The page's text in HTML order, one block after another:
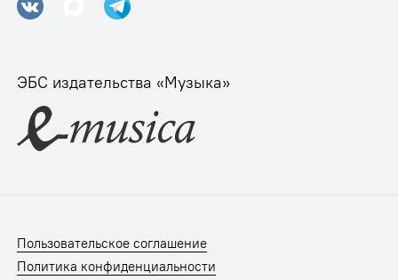
ЭБС издательства «Музыка»
Пользовательское соглашение
Политика конфиденциальности